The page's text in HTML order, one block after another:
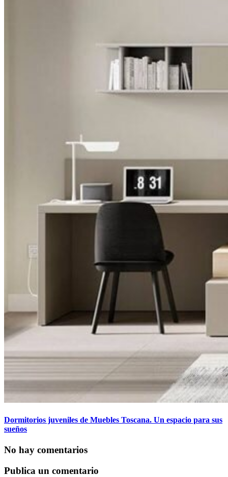
Dormitorios juveniles de Muebles Toscana. Un espacio para sus
sueños
No hay comentarios
Publica un comentario